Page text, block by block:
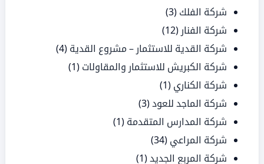
شركة الفلك (3)
شركة الفنار (12)
شركة القدية للاستثمار – مشروع القدية (4)
شركة الكبريش للاستثمار والمقاولات (1)
شركة الكناري (1)
شركة الماجد للعود(3)
شركة المدارس المتقدمة (1)
شركة المراعي (34)
شركة المربع الجديد(1)